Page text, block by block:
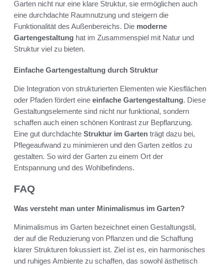
Garten nicht nur eine klare Struktur, sie ermöglichen auch
eine durchdachte Raumnutzung und steigern die
Funktionalität des Außenbereichs. Die moderne
Gartengestaltung hat im Zusammenspiel mit Natur und
Struktur viel zu bieten.
Einfache Gartengestaltung durch Struktur
Die Integration von strukturierten Elementen wie Kiesflächen
oder Pfaden fördert eine einfache Gartengestaltung. Diese
Gestaltungselemente sind nicht nur funktional, sondern
schaffen auch einen schönen Kontrast zur Bepflanzung.
Eine gut durchdachte Struktur im Garten trägt dazu bei,
Pflegeaufwand zu minimieren und den Garten zeitlos zu
gestalten. So wird der Garten zu einem Ort der
Entspannung und des Wohlbefindens.
FAQ
Was versteht man unter Minimalismus im Garten?
Minimalismus im Garten bezeichnet einen Gestaltungstil,
der auf die Reduzierung von Pflanzen und die Schaffung
klarer Strukturen fokussiert ist. Ziel ist es, ein harmonisches
und ruhiges Ambiente zu schaffen, das sowohl ästhetisch